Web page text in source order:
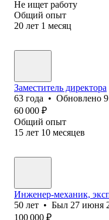
Не ищет работу
Общий опыт
20 лет 1 месяц
Заместитель директора
63 года • Обновлено
60 000 ₽
Общий опыт
15 лет 10 месяцев
Инженер-механик,
50 лет • Был 27 июня
100 000 ₽